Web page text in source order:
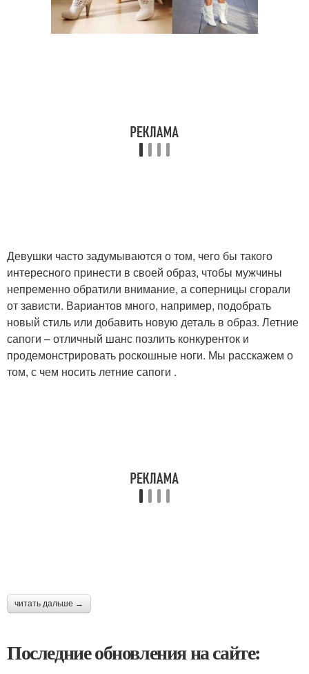
Девушки часто задумываются о том, чего бы такого
интересного принести в своей образ, чтобы мужчины
непременно обратили внимание, а соперницы сгорали
от зависти. Вариантов много, например, подобрать
новый стиль или добавить новую деталь в образ. Летние
сапоги – отличный шанс позлить конкуренток и
продемонстрировать роскошные ноги. Мы расскажем о
том, с чем носить летние сапоги .
читать дальше →
Последние обновления на сайте: